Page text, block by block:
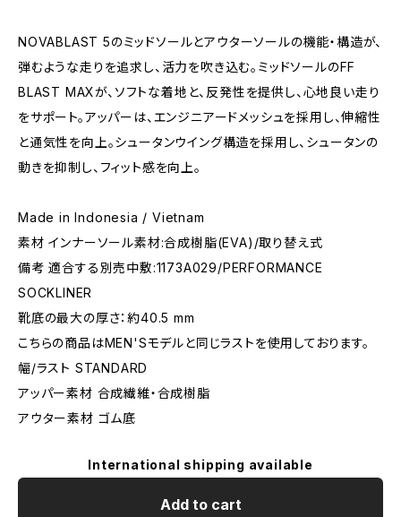
NOVABLAST 5のミッドソールとアウターソールの機能・構造が、
弾むような走りを追求し、活力を吹き込む。ミッドソールのFF
BLAST MAXが、ソフトな着地と、反発性を提供し、心地良い走り
をサポート。アッパーは、エンジニアードメッシュを採用し、伸縮性
と通気性を向上。シュータンウイング構造を採用し、シュータンの
動きを抑制し、フィット感を向上。
Made in Indonesia / Vietnam
素材 インナーソール素材:合成樹脂(EVA)/取り替え式
備考 適合する別売中敷:1173A029/PERFORMANCE
SOCKLINER
靴底の最大の厚さ：約40.5 mm
こちらの商品はMEN'Sモデルと同じラストを使用しております。
幅/ラスト STANDARD
アッパー素材 合成繊維・合成樹脂
アウター素材 ゴム底
International shipping available
Add to cart